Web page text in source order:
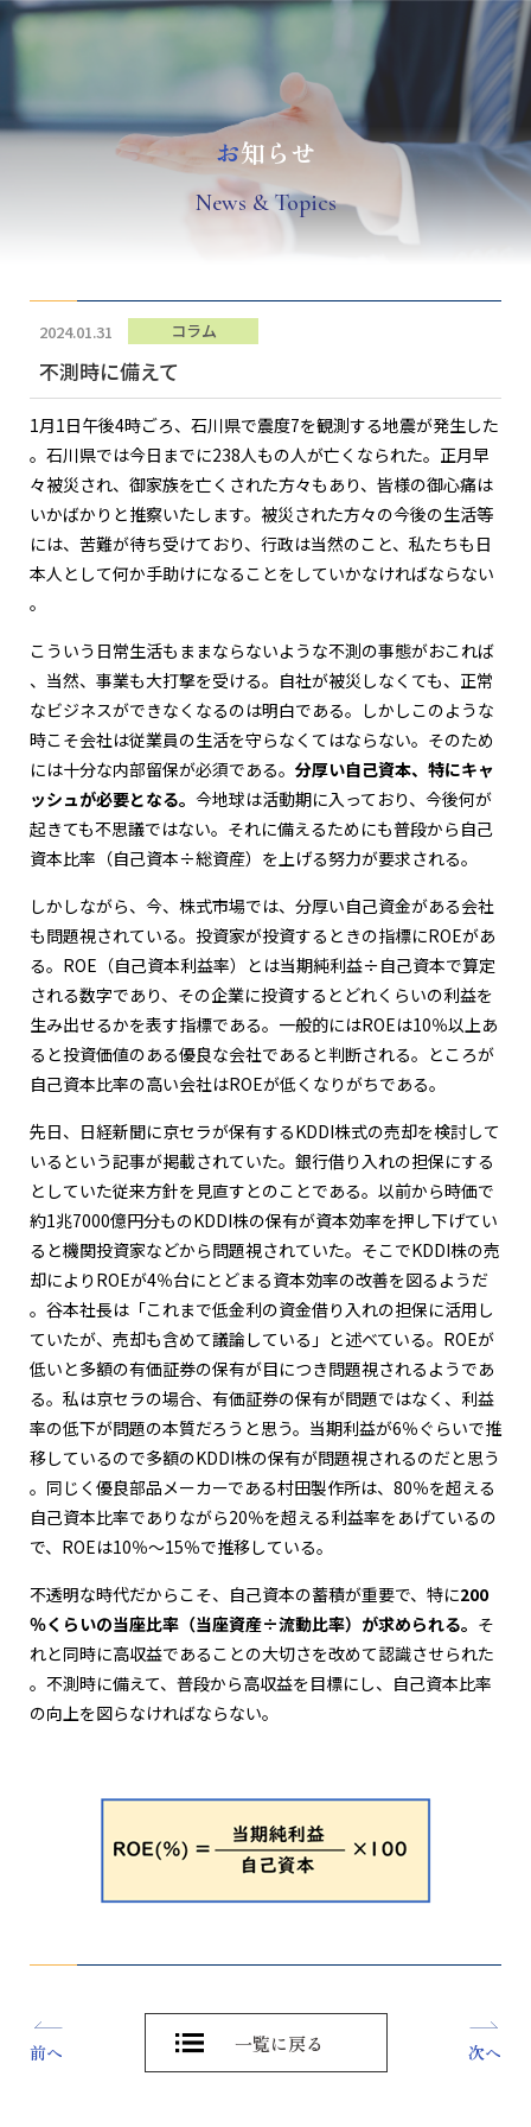
お知らせ
News & Topics
2024.01.31 コラム
不測時に備えて
1月1日午後4時ごろ、石川県で震度7を観測する地震が発生した
。石川県では今日までに238人もの人が亡くなられた。正月早
々被災され、御家族を亡くされた方々もあり、皆様の御心痛は
いかばかりと推察いたします。被災された方々の今後の生活等
には、苦難が待ち受けており、行政は当然のこと、私たちも日
本人として何か手助けになることをしていかなければならない
。
こういう日常生活もままならないような不測の事態がおこれば
、当然、事業も大打撃を受ける。自社が被災しなくても、正常
なビジネスができなくなるのは明白である。しかしこのような
時こそ会社は従業員の生活を守らなくてはならない。そのため
には十分な内部留保が必須である。 分厚い自己資本、特にキャ
ッシュが必要となる。 今地球は活動期に入っており、今後何が
起きても不思議ではない。それに備えるためにも普段から自己
資本比率（自己資本÷総資産）を上げる努力が要求される。
しかしながら、今、株式市場では、分厚い自己資金がある会社
も問題視されている。投資家が投資するときの指標にROEがあ
る。ROE（自己資本利益率）とは当期純利益÷自己資本で算定
される数字であり、その企業に投資するとどれくらいの利益を
生み出せるかを表す指標である。一般的にはROEは10％以上あ
ると投資価値のある優良な会社であると判断される。ところが
自己資本比率の高い会社はROEが低くなりがちである。
先日、日経新聞に京セラが保有するKDDI株式の売却を検討して
いるという記事が掲載されていた。銀行借り入れの担保にする
としていた従来方針を見直すとのことである。以前から時価で
約1兆7000億円分ものKDDI株の保有が資本効率を押し下げてい
ると機関投資家などから問題視されていた。そこでKDDI株の売
却によりROEが4％台にとどまる資本効率の改善を図るようだ
。谷本社長は「これまで低金利の資金借り入れの担保に活用し
ていたが、売却も含めて議論している」と述べている。ROEが
低いと多額の有価証券の保有が目につき問題視されるようであ
る。私は京セラの場合、有価証券の保有が問題ではなく、利益
率の低下が問題の本質だろうと思う。当期利益が6％ぐらいで推
移しているので多額のKDDI株の保有が問題視されるのだと思う
。同じく優良部品メーカーである村田製作所は、80％を超える
自己資本比率でありながら20％を超える利益率をあげているの
で、ROEは10％～15％で推移している。
不透明な時代だからこそ、自己資本の蓄積が重要で、特に200
％くらいの当座比率（当座資産÷流動比率）が求められる。 そ
れと同時に高収益であることの大切さを改めて認識させられた
。不測時に備えて、普段から高収益を目標にし、自己資本比率
の向上を図らなければならない。
前へ 一覧に戻る 次へ